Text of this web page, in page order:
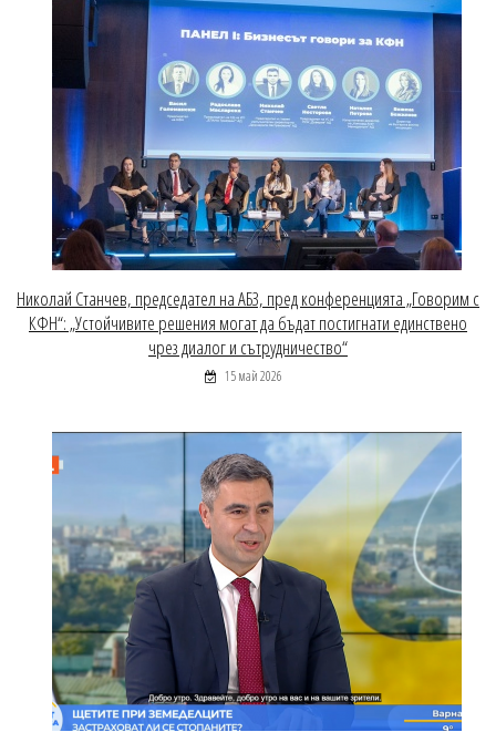
Николай Станчев, председател на АБЗ, пред конференцията „Говорим с
КФН“: „Устойчивите решения могат да бъдат постигнати единствено
чрез диалог и сътрудничество“
15 май 2026